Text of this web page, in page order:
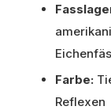
Farbe:
Reflexen